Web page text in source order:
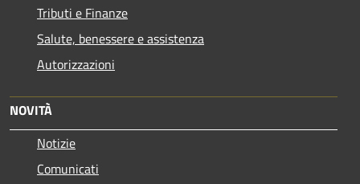
Tributi e Finanze
Salute, benessere e assistenza
Autorizzazioni
NOVITÀ
Notizie
Comunicati